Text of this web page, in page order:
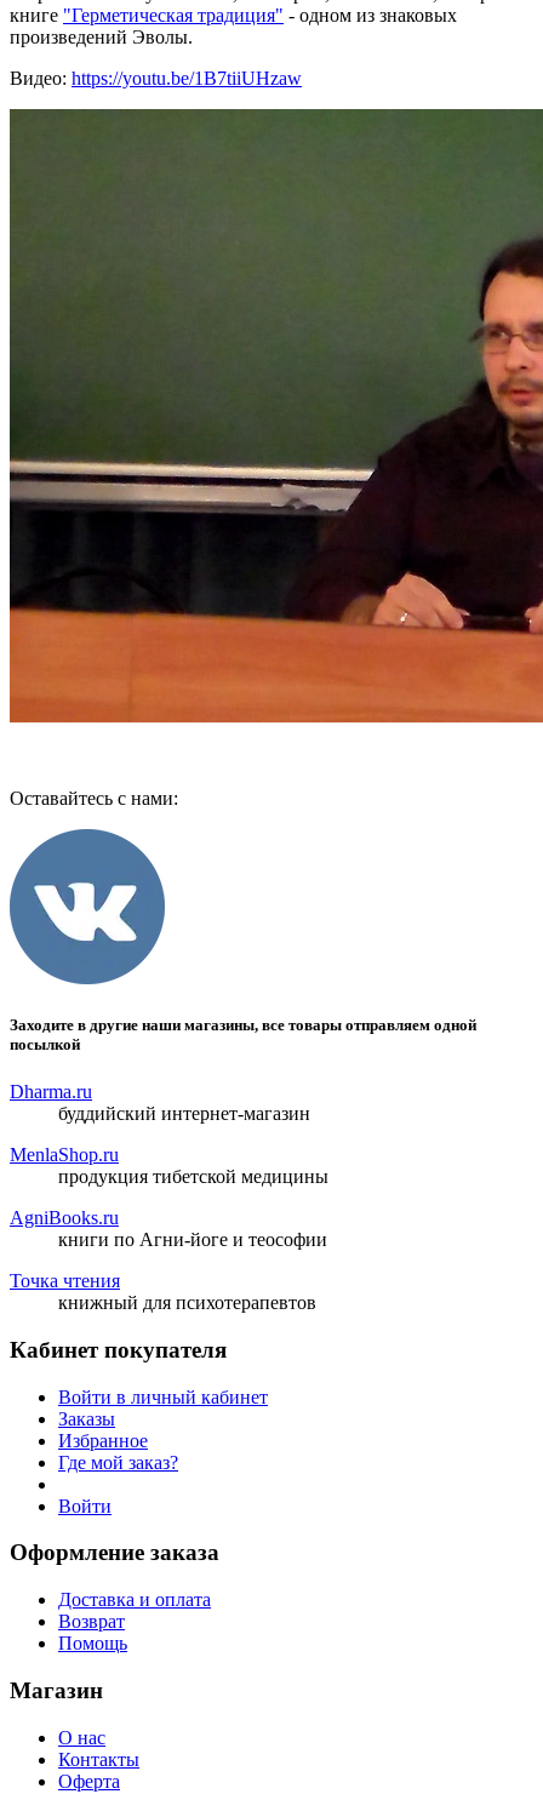
книге "Герметическая традиция" - одном из знаковых
произведений Эволы.
Видео: https://youtu.be/1B7tiiUHzaw
Оставайтесь с нами:
Заходите в другие наши магазины, все товары отправляем одной
посылкой
Dharma.ru
буддийский интернет-магазин
MenlaShop.ru
продукция тибетской медицины
AgniBooks.ru
книги по Агни-йоге и теософии
Точка чтения
книжный для психотерапевтов
Кабинет покупателя
Войти в личный кабинет
Заказы
Избранное
Где мой заказ?
Войти
Оформление заказа
Доставка и оплата
Возврат
Помощь
Магазин
О нас
Контакты
Оферта